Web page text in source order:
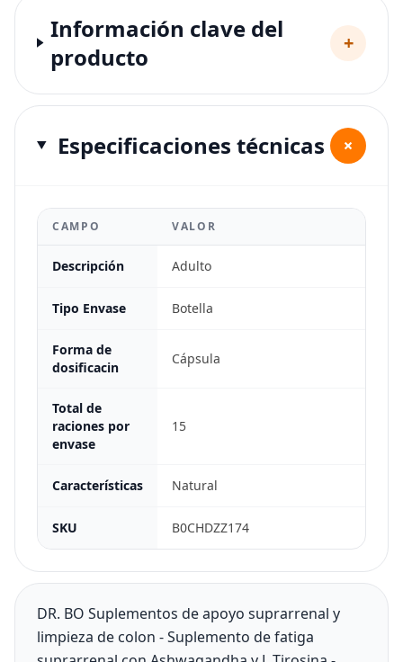
Información clave del
producto
+
Especificaciones técnicas +
CAMPO VALOR
Descripción Adulto
Tipo Envase Botella
Forma de
dosificacin
Cápsula
Total de
raciones por
envase
15
Características Natural
SKU B0CHDZZ174
DR. BO Suplementos de apoyo suprarrenal y
limpieza de colon - Suplemento de fatiga